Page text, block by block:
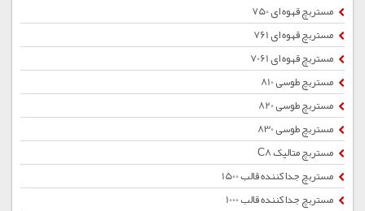
مستربچ قهوه ای 750
مستربچ قهوه ای 761
مستربچ قهوه ای 7061
مستربچ طوسی 810
مستربچ طوسی 820
مستربچ طوسی 830
مستربچ متالیک C8
مستربچ جداکننده قالب 1500
مستربچ جداکننده قالب 1000